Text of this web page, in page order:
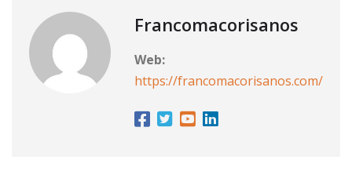
Francomacorisanos
Web:
https://francomacorisanos.com/